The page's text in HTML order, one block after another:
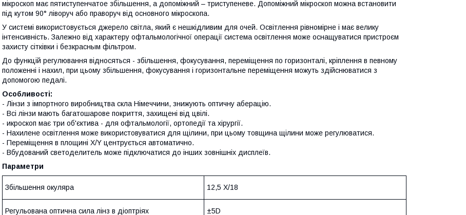
мікроскоп має пятиступенчатое збільшення, а допоміжний – триступеневе. Допоміжний мікроскоп можна встановити
під кутом 90° ліворуч або праворуч від основного мікроскопа.
У системі використовується джерело світла, який є нешкідливим для очей. Освітлення рівномірне і має велику
інтенсивність. Залежно від характеру офтальмологічної операції система освітлення може оснащуватися пристроєм
захисту сітківки і безкрасным фільтром.
До функцій регулювання відносяться - збільшення, фокусування, переміщення по горизонталі, кріплення в певному
положенні і нахил, при цьому збільшення, фокусування і горизонтальне переміщення можуть здійснюватися з
допомогою педалі.
Особливості:
- Лінзи з імпортного виробництва скла Німеччини, знижують оптичну аберацію.
- Всі лінзи мають багатошарове покриття, захищені від цвілі.
- икроскоп має три об'єктива - для офтальмології, ортопедії та хірургії.
- Нахилене освітлення може використовуватися для щілини, при цьому товщина щілини може регулюватися.
- Переміщення в площині Х/Y центрується автоматично.
- Вбудований светоделитель може підключатися до інших зовнішніх дисплеїв.
Параметри
Збільшення окуляра 12,5 X/18
Регульована оптична сила лінз в діоптріях ±5D